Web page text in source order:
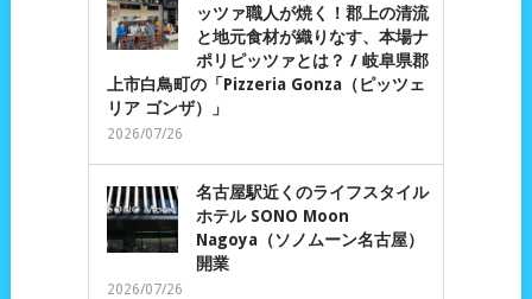
ッツァ職人が焼く！郡上の清流
と地元食材が織りなす、本場ナ
ポリピッツァとは？ / 岐阜県郡
上市白鳥町の「Pizzeria Gonza（ピッツェ
リア ゴンザ）」
2026/07/26
名古屋駅近くのライフスタイル
ホテル SONO Moon
Nagoya（ソノムーン名古屋）
開業
2026/07/26